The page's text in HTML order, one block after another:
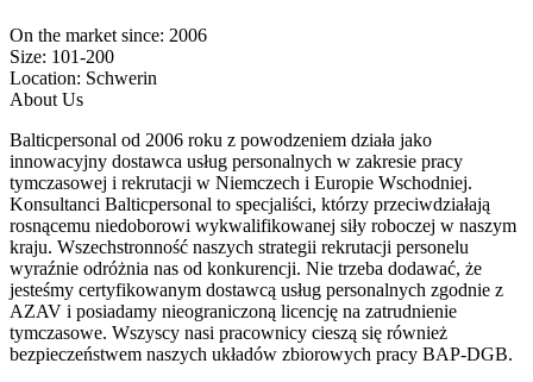
On the market since: 2006
Size: 101-200
Location: Schwerin
About Us
Balticpersonal od 2006 roku z powodzeniem działa jako
innowacyjny dostawca usług personalnych w zakresie pracy
tymczasowej i rekrutacji w Niemczech i Europie Wschodniej.
Konsultanci Balticpersonal to specjaliści, którzy przeciwdziałają
rosnącemu niedoborowi wykwalifikowanej siły roboczej w naszym
kraju. Wszechstronność naszych strategii rekrutacji personelu
wyraźnie odróżnia nas od konkurencji. Nie trzeba dodawać, że
jesteśmy certyfikowanym dostawcą usług personalnych zgodnie z
AZAV i posiadamy nieograniczoną licencję na zatrudnienie
tymczasowe. Wszyscy nasi pracownicy cieszą się również
bezpieczeństwem naszych układów zbiorowych pracy BAP-DGB.